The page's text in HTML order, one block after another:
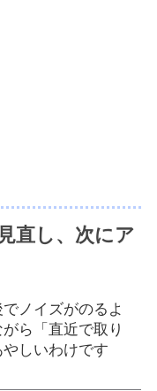
直し、次にア
ノイズがのるよ
ら「直近で取り
しいわけです